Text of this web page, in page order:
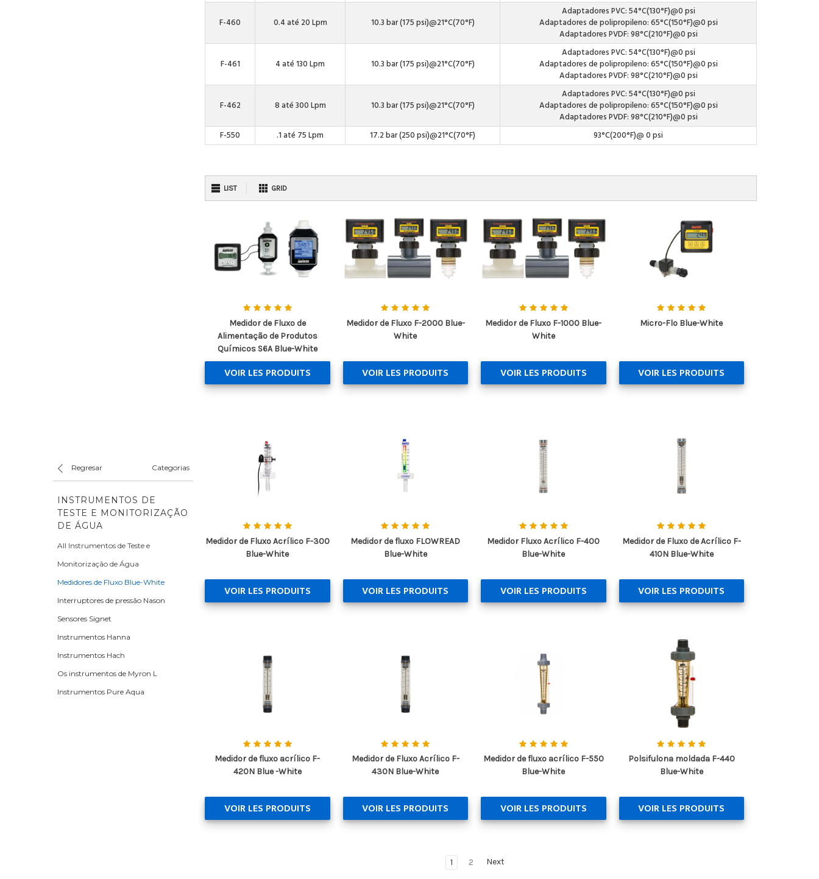
Regresar Categorias
INSTRUMENTOS DE
TESTE E MONITORIZAÇÃO
DE ÁGUA
All Instrumentos de Teste e
Monitorização de Água
Medidores de Fluxo Blue-White
Interruptores de pressão Nason
Sensores Signet
Instrumentos Hanna
Instrumentos Hach
Os instrumentos de Myron L
Instrumentos Pure Aqua
F-460 0.4 até 20 Lpm 10.3 bar (175 psi)@21°C(70°F)
Adaptadores PVC: 54°C(130°F)@0 psi
Adaptadores de polipropileno: 65°C(150°F)@0 psi
Adaptadores PVDF: 98°C(210°F)@0 psi
F-461 4 até 130 Lpm 10.3 bar (175 psi)@21°C(70°F)
Adaptadores PVC: 54°C(130°F)@0 psi
Adaptadores de polipropileno: 65°C(150°F)@0 psi
Adaptadores PVDF: 98°C(210°F)@0 psi
F-462 8 até 300 Lpm 10.3 bar (175 psi)@21°C(70°F)
Adaptadores PVC: 54°C(130°F)@0 psi
Adaptadores de polipropileno: 65°C(150°F)@0 psi
Adaptadores PVDF: 98°C(210°F)@0 psi
F-550
.1 até 75 Lpm 17.2 bar (250 psi)@21°C(70°F) 93°C(200°F)@ 0 psi
LIST GRID
Medidor de Fluxo de
Alimentação de Produtos
Químicos S6A Blue-White
VOIR LES PRODUITS
Medidor de Fluxo F-2000 Blue-
White
VOIR LES PRODUITS
Medidor de Fluxo F-1000 Blue-
White
VOIR LES PRODUITS
Micro-Flo Blue-White
VOIR LES PRODUITS
Medidor de Fluxo Acrílico F-300
Blue-White
VOIR LES PRODUITS
Medidor de fluxo FLOWREAD
Blue-White
VOIR LES PRODUITS
Medidor Fluxo Acrílico F-400
Blue-White
VOIR LES PRODUITS
Medidor de Fluxo de Acrílico F-
410N Blue-White
VOIR LES PRODUITS
Medidor de fluxo acrílico F-
420N Blue -White
VOIR LES PRODUITS
Medidor de Fluxo Acrílico F-
430N Blue-White
VOIR LES PRODUITS
Medidor de fluxo acrílico F-550
Blue-White
VOIR LES PRODUITS
Polsifulona moldada F-440
Blue-White
VOIR LES PRODUITS
1 2 Next